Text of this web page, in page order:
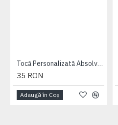
Tocă Personalizată Absolvire neagra cu bentita alba
35 RON
Adaugă în Coş